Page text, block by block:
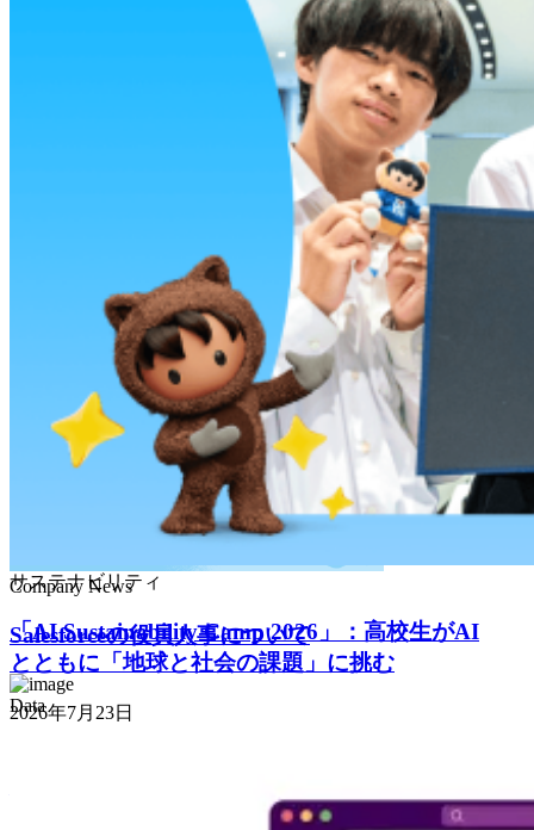
サステナビリティ
「AI Sustainability Camp 2026」：高校生がAI
とともに「地球と社会の課題」に挑む
2026年7月23日
Salesforce、「Agentforce」の音声対話機能
「Agentforce Voice」の日本語版の一般提供を開始
Company News
Salesforceの役員人事について
Data